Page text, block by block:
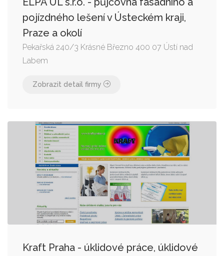
pojízdného lešení v Ústeckém kraji,
Praze a okolí
Pekařská 240/3 Krásné Březno 400 07 Ústí nad
Labem
Zobrazit detail firmy
Kraft Praha - úklidové práce, úklidové